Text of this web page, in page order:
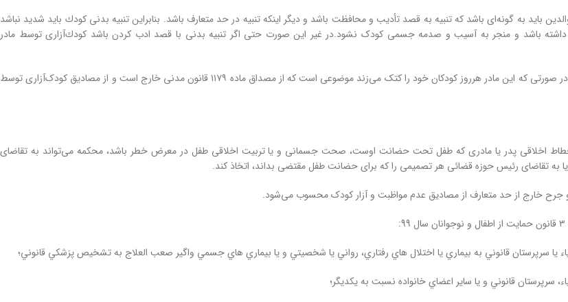
باید به گونه‌ای باشد که تنبیه ﺑﻪ ﻗﺼﺪ ﺗأدﯾﺐ و ﻣﺤﺎﻓﻈﺖ ﺑﺎﺷﺪ و دیگر اینکه تنبیه در ﺣﺪ ﻣﺘﻌﺎرف ﺑﺎﺷﺪ. بنابراین ﺗﻨﺒﯿﻪ ﺑﺪﻧﯽ ﮐﻮدك ﺑﺎﯾﺪ شدید نباشد
باشد و منجر به آﺳﯿﺐ و صدمه ﺟﺴﻤﯽ کودک نشود.در غیر این‌ صورت حتی اگر تنبیه بدنی با قصد ادب کردن باشد ﮐﻮدك‌آزاری توسط مادر
براساس توضیحات مطرح شده، در صورتی که این مادر هرروز کودکان خود را کتک می‌زند موضوعی است که از مصداق ماده ۱۱۷۹ قانون مدنی خارج است و از مصادیق کودک‌آزاری توسط
اخلاقی پدر یا مادری که طفل تحت حضانت اوست، صحت جسمانی و یا تربیت اخلاقی طفل در معرض خطر باشد، محکمه می‌تواند به تقاضای
یا به تقاضای رئیس حوزه قضائی هر تصمیمی را که برای حضانت طفل مقتضی بداند، اتخاذ کند.
ﺟﺮح ﺧﺎرج از ﺣﺪ ﻣﺘﻌﺎرف از ﻣﺼﺎدﯾﻖ ﻋﺪم ﻣﻮاﻇﺒﺖ و آزار کودک محسوب می‌شود.
يا سرپرستان قانوني به بيماري يا اختلال‌ هاي رفتاري، رواني يا شخصيتي و يا بيماري‏ هاي جسمي واگير صعب ‏العلاج به تشخيص پزشكي قانوني؛
سرپرستان قانوني و يا ساير اعضاي خانواده نسبت به يكديگر؛